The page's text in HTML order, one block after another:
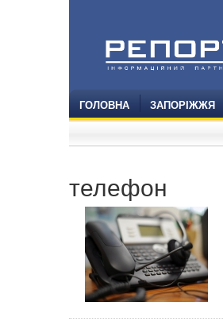
ГОЛОВНА ЗАПОРІЖЖЯ
телефон